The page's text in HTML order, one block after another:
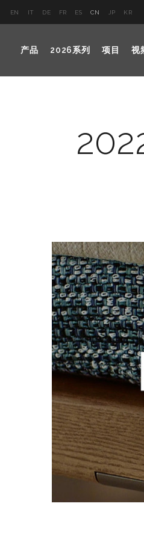
EN IT DE FR ES CN JP KR
产品 2026系列 项目 视